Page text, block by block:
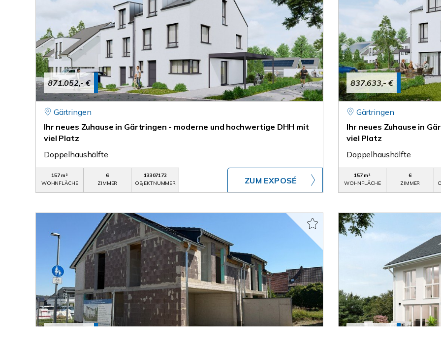
871.052,- €
Gärtringen
Ihr neues Zuhause in Gärtringen - moderne und hochwertige DHH mit
viel Platz
Doppelhaushälfte
157 m²
WOHNFLÄCHE
6
ZIMMER
13307172
OBJEKTNUMMER
ZUM EXPOSÉ
837.633,- €
Gärtringen
Ihr neues Zuhause in
viel Platz
Doppelhaushälfte
157 m²
WOHNFLÄCHE
6
ZIMMER